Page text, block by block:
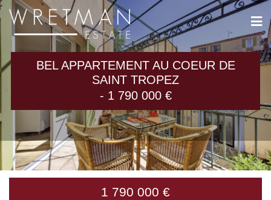
BEL APPARTEMENT AU COEUR DE
SAINT TROPEZ
- 1 790 000 €
1 790 000 €
Panneau de gestion des cookies